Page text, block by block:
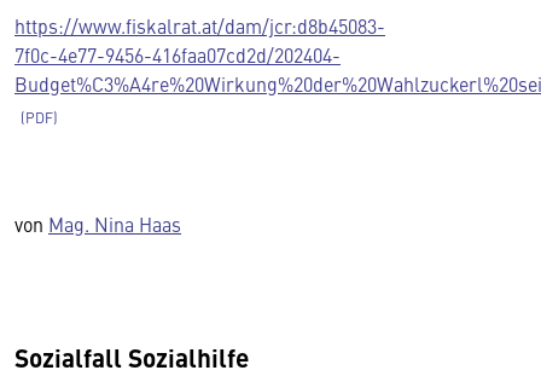
https://www.fiskalrat.at/dam/jcr:d8b45083-
7f0c-4e77-9456-416faa07cd2d/202404-
von Mag. Nina Haas
Sozialfall Sozialhilfe